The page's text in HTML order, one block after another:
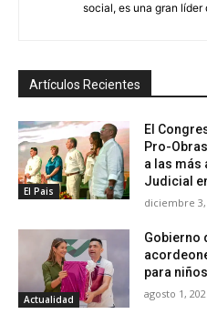
social, es una gran
Artículos Recientes
El Pais
El
Pro-
a las más
Judicial
diciembre 3,
Actualidad
Gobierno
para
agosto 1,